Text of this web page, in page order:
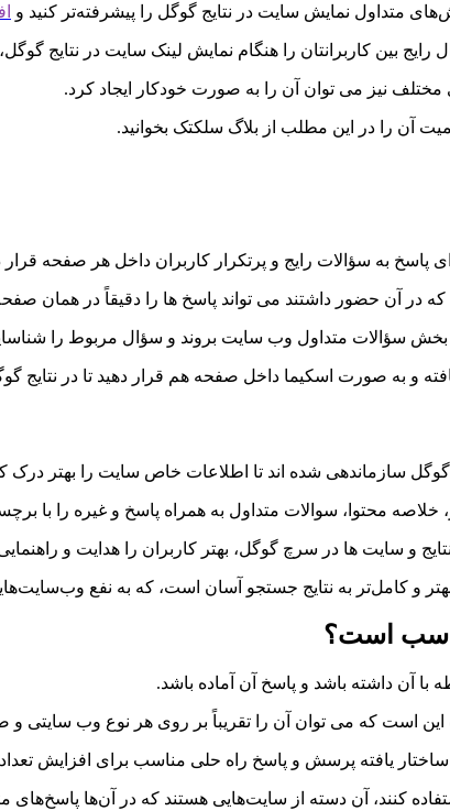
متداول نمایش سایت در نتایج گوگل را پیشرفته‌تر کنید و
مختلف نیز می توان آن را به صورت خودکار ایجاد کرد.
آن را در این مطلب از بلاگ سلکتک بخوانید.
به سؤالات رایج و پرتکرار کاربران داخل هر صفحه
در آن حضور داشتند می تواند پاسخ ها را دقیقاً در همان صفحه
بخش سؤالات متداول وب سایت بروند و سؤال مربوط را
و به صورت اسکیما داخل صفحه هم قرار دهید تا در نتایج
سازماندهی شده اند تا اطلاعات خاص سایت را بهتر درک
خلاصه محتوا، سوالات متداول به همراه پاسخ و غیره را با
و سایت ها در سرچ گوگل، بهتر کاربران را هدایت و
و کامل‌تر به نتایج جستجو آسان است، که به نفع
است که می توان آن را تقریباً بر روی هر نوع وب سایتی و
یافته پرسش و پاسخ راه حلی مناسب برای افزایش
کنند، آن دسته از سایت‌هایی هستند که در آن‌ها